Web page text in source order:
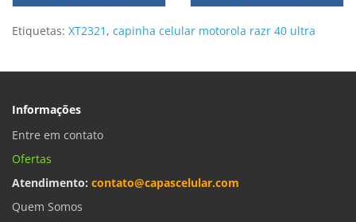
Etiquetas: XT2321 , capinha celular motorola razr 40 ultra
Informações
Entre em contato
Ofertas
Atendimento: contato@capascelular.com
Quem Somos